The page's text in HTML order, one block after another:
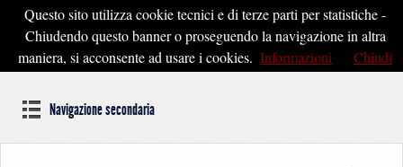
Pontedera2020
Dal cuore della Toscana un'idea di Futuro
Navigazione secondaria
Questo sito utilizza cookie tecnici e di terze parti per statistiche -
Chiudendo questo banner o proseguendo la navigazione in altra
maniera, si acconsente ad usare i cookies. Informazioni Chiudi